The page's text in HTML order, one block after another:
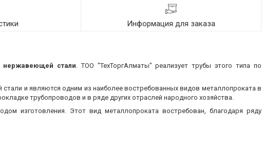
Информация для заказа
нержавеющей стали. ТОО "ТехТоргАлматы" реализует трубы этого типа по
и являются одним из наиболее востребованных видов металлопроката в
трубопроводов и в ряде других отраслей народного хозяйства.
изготовления. Этот вид металлопроката востребован, благодаря ряду